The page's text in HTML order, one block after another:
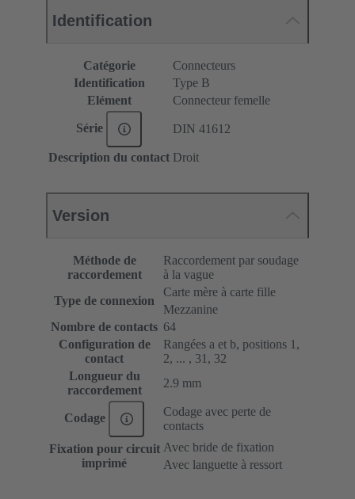
Identification
Catégorie
Connecteurs
Identification
Type B
Elément
Connecteur femelle
Série DIN 41612
Description du contact Droit
Version
Méthode de
raccordement
Raccordement par soudage
à la vague
Type de connexion
Carte mère à carte fille
Mezzanine
Nombre de contacts 64
Configuration de
contact
Rangées a et b, positions 1,
2, ... , 31, 32
Longueur du
raccordement
2.9 mm
Codage
Codage avec perte de
contacts
Fixation pour circuit
imprimé
Avec bride de fixation
Avec languette à ressort